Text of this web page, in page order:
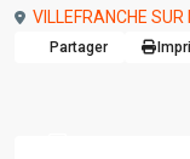
VILLEFRANCHE SUR
Partager